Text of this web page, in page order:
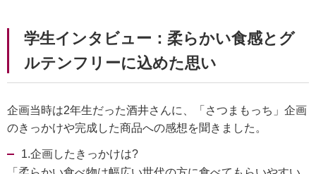
学生インタビュー：柔らかい食感とグ
ルテンフリーに込めた思い
企画当時は2年生だった酒井さんに、「さつまもっち」企画
のきっかけや完成した商品への感想を聞きました。
1.企画したきっかけは?